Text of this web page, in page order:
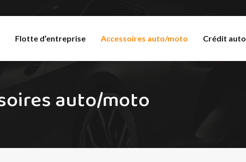
Flotte d’entreprise Accessoires auto/moto Crédit auto
auto/moto